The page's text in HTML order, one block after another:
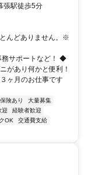
駅 京葉線海浜幕張駅徒歩5分
んどありません。※
サポートなど！ ◆
があり何かと便利！
ヶ月のお仕事です
険あり
大量募集
迎
経験者歓迎
OK
交通費支給